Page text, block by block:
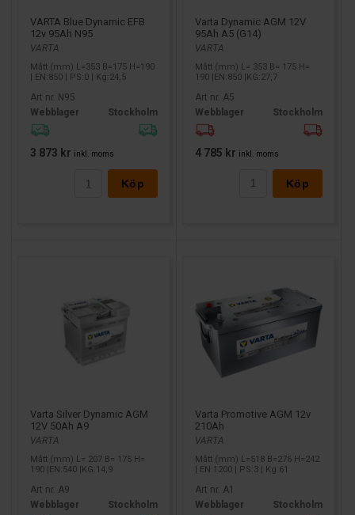
VARTA Blue Dynamic EFB
12v 95Ah N95
VARTA
Mått (mm) L=353 B=175 H=190
| EN:850 | PS:0 | Kg:24,5
Art nr. N95
Webblager
Stockholm
3 873 kr inkl. moms
Köp
Varta Dynamic AGM 12V
95Ah A5 (G14)
VARTA
Mått (mm) L= 353 B= 175 H=
190 |EN:850 |KG:27,7
Art nr. A5
Webblager
Stockholm
4 785 kr inkl. moms
Köp
Varta Silver Dynamic AGM
12V 50Ah A9
VARTA
Mått (mm) L= 207 B= 175 H=
190 |EN:540 |KG:14,9
Art nr. A9
Webblager
Stockholm
Varta Promotive AGM 12v
210Ah
VARTA
Mått (mm) L=518 B=276 H=242
| EN:1200 | PS:3 | Kg:61
Art nr. A1
Webblager
Stockholm